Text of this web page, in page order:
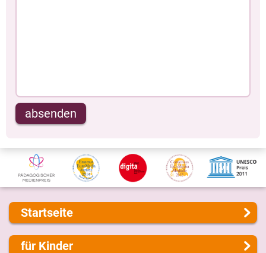
absenden
Startseite
Über uns
für Kinder